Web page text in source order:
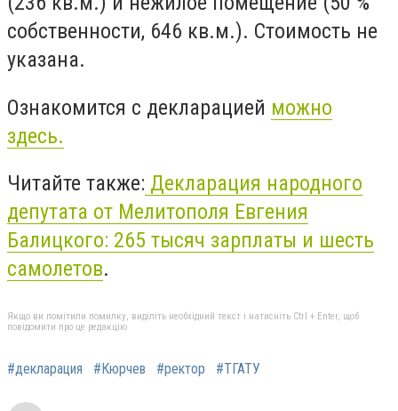
собственности, 646 кв.м.). Стоимость не
указана.
Ознакомится с декларацией можно
здесь.
Читайте также: Декларация народного
депутата от Мелитополя Евгения
Балицкого: 265 тысяч зарплаты и шесть
самолетов.
Якщо ви помітили помилку, виділіть необхідний текст і натисніть Ctrl + Enter, щоб
повідомити про це редакцію
#декларация #Кюрчев #ректор #ТГАТУ